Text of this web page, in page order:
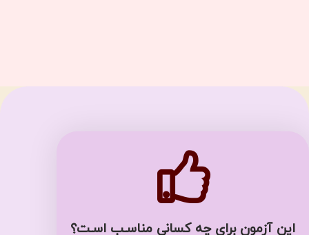
این آزمون برای چه کسانی مناسـب اسـت؟